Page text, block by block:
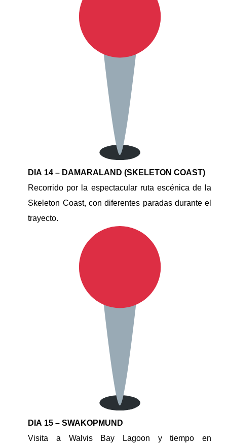
DIA 14 – DAMARALAND (SKELETON COAST)
Recorrido por la espectacular ruta escénica de la
Skeleton Coast, con diferentes paradas durante el
trayecto.
DIA 15 – SWAKOPMUND
Visita a Walvis Bay Lagoon y tiempo en